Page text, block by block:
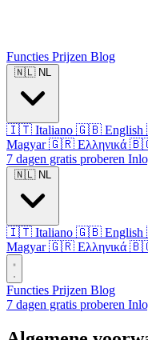
Functies Prijzen Blog
🇳🇱 NL
🇮🇹 Italiano 🇬🇧 English
Magyar 🇬🇷 Ελληνικά
7 dagen gratis proberen
🇳🇱 NL
🇮🇹 Italiano 🇬🇧 English
Magyar 🇬🇷 Ελληνικά
Functies Prijzen Blog
7 dagen gratis proberen